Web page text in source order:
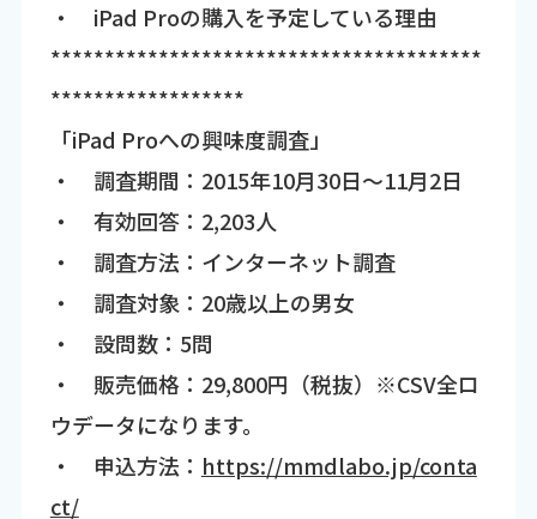
・ iPad Proの購入を予定している理由
****************************************
******************
「iPad Proへの興味度調査」
・ 調査期間：2015年10月30日～11月2日
・ 有効回答：2,203人
・ 調査方法：インターネット調査
・ 調査対象：20歳以上の男女
・ 設問数：5問
・ 販売価格：29,800円（税抜）※CSV全ロ
ウデータになります。
・ 申込方法： https://mmdlabo.jp/conta
ct/